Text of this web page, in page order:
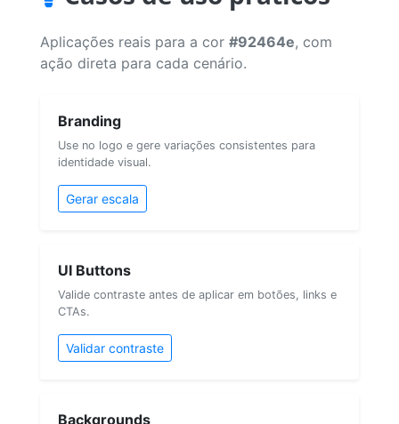
Aplicações reais para a cor #92464e, com
ação direta para cada cenário.
Branding
Use no logo e gere variações consistentes para
identidade visual.
Gerar escala
UI Buttons
Valide contraste antes de aplicar em botões, links e
CTAs.
Validar contraste
Backgrounds